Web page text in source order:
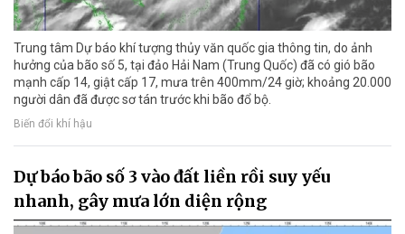
Trung tâm Dự báo khí tượng thủy văn quốc gia thông tin, do ảnh
hưởng của bão số 5, tại đảo Hải Nam (Trung Quốc) đã có gió bão
mạnh cấp 14, giật cấp 17, mưa trên 400mm/24 giờ; khoảng 20.000
người dân đã được sơ tán trước khi bão đổ bộ.
Biến đổi khí hậu
Dự báo bão số 3 vào đất liền rồi suy yếu
nhanh, gây mưa lớn diện rộng